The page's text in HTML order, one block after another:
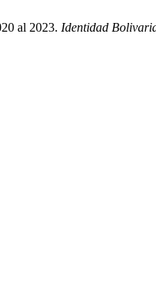
al 2023. Identidad